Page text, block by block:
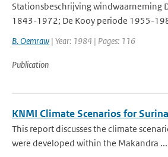
Stationsbeschrijving windwaarneming
1843-1972; De Kooy periode 1955-
B. Oemraw | Year: 1984 | Pages: 116
Publication
KNMI Climate Scenarios for
This report discusses the climate
were developed within the Makandra ...